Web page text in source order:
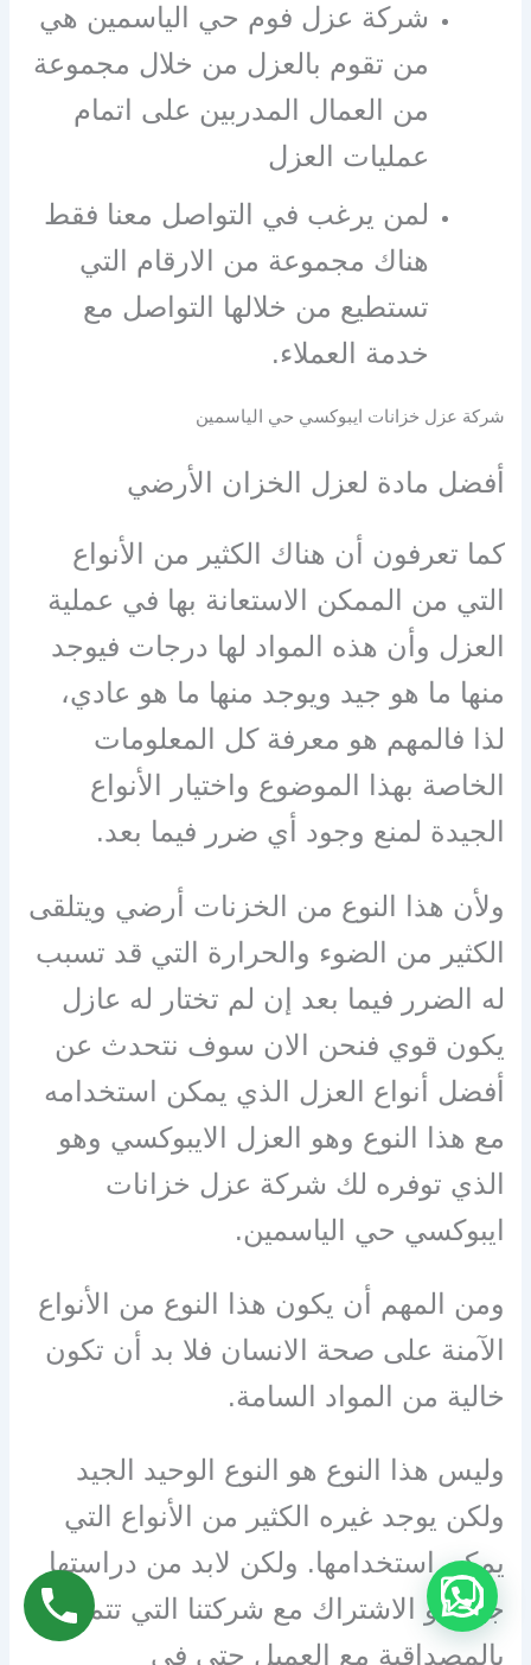
شركة عزل فوم حي الياسمين هي
من تقوم بالعزل من خلال مجموعة
من العمال المدربين على اتمام
عمليات العزل
لمن يرغب في التواصل معنا فقط
هناك مجموعة من الارقام التي
تستطيع من خلالها التواصل مع
خدمة العملاء.
شركة عزل خزانات ايبوكسي حي الياسمين
أفضل مادة لعزل الخزان الأرضي
كما تعرفون أن هناك الكثير من الأنواع
التي من الممكن الاستعانة بها في عملية
العزل وأن هذه المواد لها درجات فيوجد
منها ما هو جيد ويوجد منها ما هو عادي،
لذا فالمهم هو معرفة كل المعلومات
الخاصة بهذا الموضوع واختيار الأنواع
الجيدة لمنع وجود أي ضرر فيما بعد.
ولأن هذا النوع من الخزنات أرضي ويتلقى
الكثير من الضوء والحرارة التي قد تسبب
له الضرر فيما بعد إن لم تختار له عازل
يكون قوي فنحن الان سوف نتحدث عن
أفضل أنواع العزل الذي يمكن استخدامه
مع هذا النوع وهو العزل الايبوكسي وهو
الذي توفره لك شركة عزل خزانات
ايبوكسي حي الياسمين.
ومن المهم أن يكون هذا النوع من الأنواع
الآمنة على صحة الانسان فلا بد أن تكون
خالية من المواد السامة.
وليس هذا النوع هو النوع الوحيد الجيد
ولكن يوجد غيره الكثير من الأنواع التي
يمكن استخدامها. ولكن لابد من دراستها
جيداً أو الاشتراك مع شركتنا التي تتميز
بالمصداقية مع العميل حتى في